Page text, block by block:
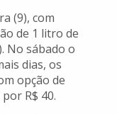
(9), com
de 1 litro de
No sábado o
dias, os
opção de
R$ 40.